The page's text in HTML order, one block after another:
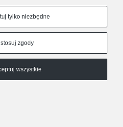
tylko niezbędne
zgody
wszystkie